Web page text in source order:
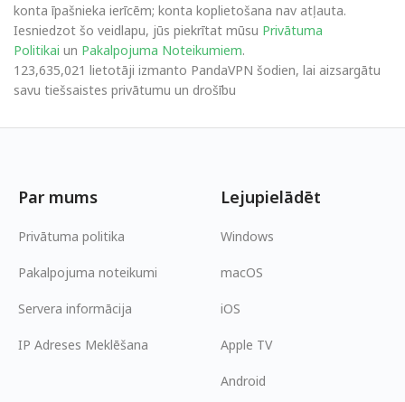
konta īpašnieka ierīcēm; konta koplietošana nav atļauta.
Iesniedzot šo veidlapu, jūs piekrītat mūsu Privātuma
Politikai un Pakalpojuma Noteikumiem.
123,635,021 lietotāji izmanto PandaVPN šodien, lai aizsargātu
savu tiešsaistes privātumu un drošību
Par mums
Privātuma politika
Pakalpojuma noteikumi
Servera informācija
IP Adreses Meklēšana
Lejupielādēt
Windows
macOS
iOS
Apple TV
Android